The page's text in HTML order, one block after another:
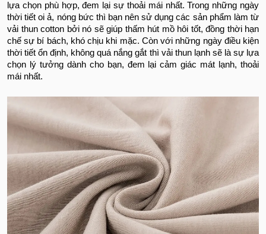
lựa chọn phù hợp, đem lại sự thoải mái nhất. Trong những ngày
thời tiết oi ả, nóng bức thì bạn nên sử dụng các sản phẩm làm từ
vải thun cotton bởi nó sẽ giúp thấm hút mồ hôi tốt, đồng thời hạn
chế sự bí bách, khó chịu khi mặc. Còn với những ngày điều kiện
thời tiết ổn định, không quá nắng gắt thì vải thun lạnh sẽ là sự lựa
chọn lý tưởng dành cho bạn, đem lại cảm giác mát lạnh, thoải
mái nhất.